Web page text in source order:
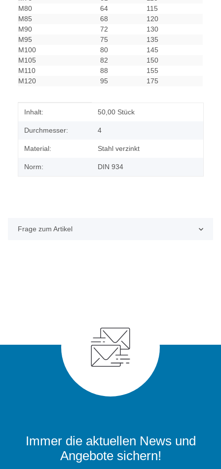
M80
64
115
M85
68
120
M90
72
130
M95
75
135
M100
80
145
M105
82
150
M110
88
155
M120
95 175
Produkteigenschaft
Wert
Inhalt: 50,00 Stück
Durchmesser: 4
Material: Stahl verzinkt
Norm: DIN 934
Frage zum Artikel
Immer die aktuellen News und
Angebote sichern!